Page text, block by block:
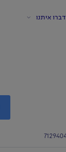
דברו איתנו